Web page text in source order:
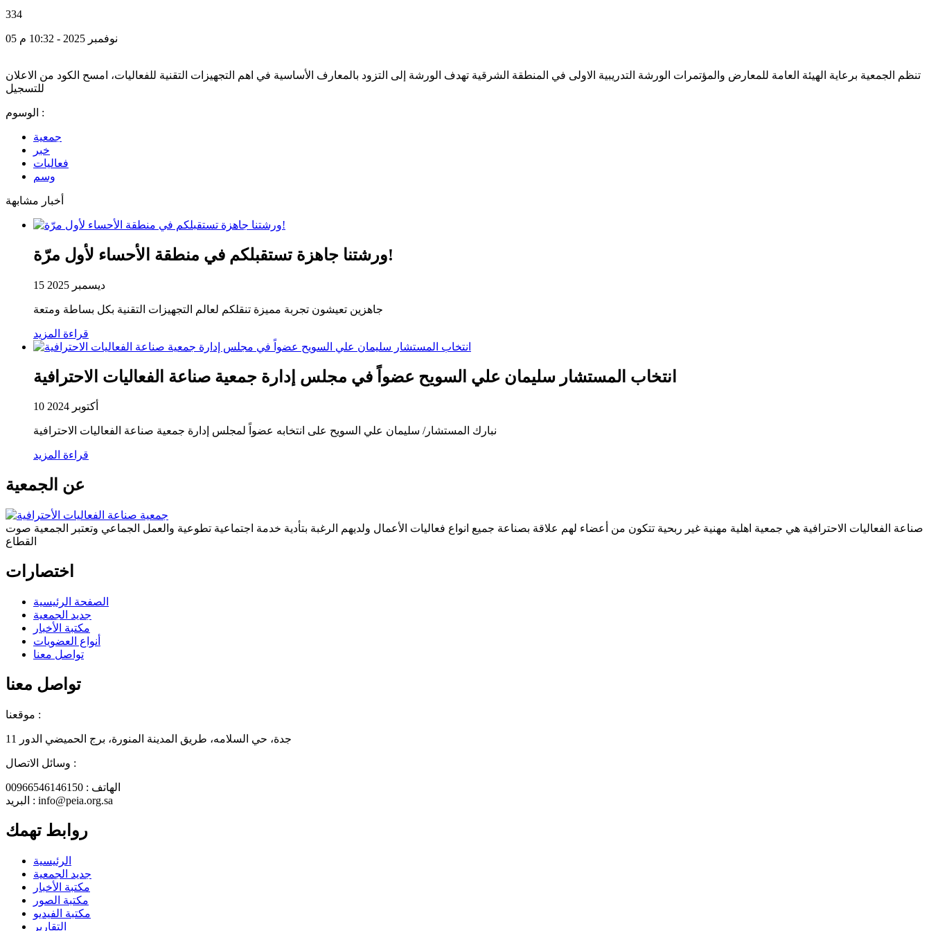
334
05 نوفمبر 2025 - 10:32 م
تنظم الجمعية برعاية الهيئة العامة للمعارض والمؤتمرات الورشة التدريبية الاولى في المنطقة الشرقية تهدف الورشة إلى التزود بالمعارف الأساسية في اهم التجهيزات التقنية للفعاليات، امسح الكود من الاعلان
للتسجيل
الوسوم :
جمعية
خبر
فعاليات
وسم
أخبار مشابهة
ورشتنا جاهزة تستقبلكم في منطقة الأحساء لأول مرّة!
15 ديسمبر 2025
جاهزين تعيشون تجربة مميزة تنقلكم لعالم التجهيزات التقنية بكل بساطة ومتعة
قراءة المزيد
انتخاب المستشار سليمان علي السويح عضواً في مجلس إدارة جمعية صناعة الفعاليات الاحترافية
10 أكتوبر 2024
نبارك المستشار/ سليمان علي السويح على انتخابه عضواً لمجلس إدارة جمعية صناعة الفعاليات الاحترافية
قراءة المزيد
عن الجمعية
صناعة الفعاليات الاحترافية هي جمعية اهلية مهنية غير ربحية تتكون من أعضاء لهم علاقة بصناعة جميع انواع فعاليات الأعمال ولديهم الرغبة بتأدية خدمة اجتماعية تطوعية والعمل الجماعي وتعتبر الجمعية صوت
القطاع
اختصارات
الصفحة الرئيسية
جديد الجمعية
مكتبة الأخبار
أنواع العضويات
تواصل معنا
تواصل معنا
موقعنا :
جدة، حي السلامه، طريق المدينة المنورة، برج الحميضي الدور 11
وسائل الاتصال :
الهاتف : 00966546146150
البريد : info@peia.org.sa
روابط تهمك
الرئيسية
جديد الجمعية
مكتبة الأخبار
مكتبة الصور
مكتبة الفيديو
التقارير